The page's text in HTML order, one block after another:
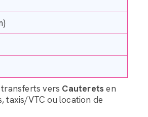
transferts vers Cauterets en
taxis/VTC ou location de